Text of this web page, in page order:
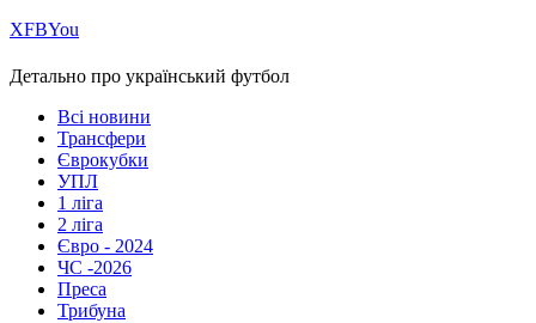
ХFBYou
Детально про український футбол
Всі новини
Трансфери
Єврокубки
УПЛ
1 ліга
2 ліга
Євро - 2024
ЧС -2026
Преса
Трибуна